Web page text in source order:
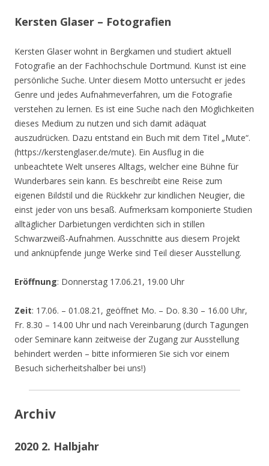
Kersten Glaser – Fotografien
Kersten Glaser wohnt in Bergkamen und studiert aktuell
Fotografie an der Fachhochschule Dortmund. Kunst ist eine
persönliche Suche. Unter diesem Motto untersucht er jedes
Genre und jedes Aufnahmeverfahren, um die Fotografie
verstehen zu lernen. Es ist eine Suche nach den Möglichkeiten
dieses Medium zu nutzen und sich damit adäquat
auszudrücken. Dazu entstand ein Buch mit dem Titel „Mute“.
(https://kerstenglaser.de/mute). Ein Ausflug in die
unbeachtete Welt unseres Alltags, welcher eine Bühne für
Wunderbares sein kann. Es beschreibt eine Reise zum
eigenen Bildstil und die Rückkehr zur kindlichen Neugier, die
einst jeder von uns besaß. Aufmerksam komponierte Studien
alltäglicher Darbietungen verdichten sich in stillen
Schwarzweiß-Aufnahmen. Ausschnitte aus diesem Projekt
und anknüpfende junge Werke sind Teil dieser Ausstellung.
Eröffnung: Donnerstag 17.06.21, 19.00 Uhr
Zeit: 17.06. – 01.08.21, geöffnet Mo. – Do. 8.30 – 16.00 Uhr,
Fr. 8.30 – 14.00 Uhr und nach Vereinbarung (durch Tagungen
oder Seminare kann zeitweise der Zugang zur Ausstellung
behindert werden – bitte informieren Sie sich vor einem
Besuch sicherheitshalber bei uns!)
Archiv
2020 2. Halbjahr